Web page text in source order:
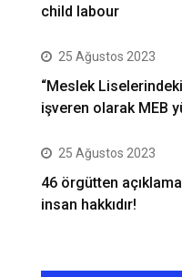
child labour
25 Ağustos 2023
“Meslek
işveren olarak MEB
25 Ağustos 2023
46 örgütten
insan hakkıdır!